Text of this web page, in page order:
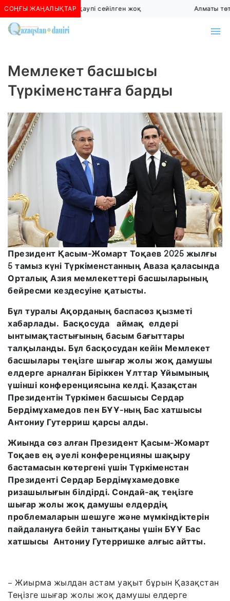
СОҢҒЫ ЖАҢАЛЫҚТАР
Алматыда көшкін қаупі сейілген жоқ Алматы
Мемлекет басшысы
Түркіменстанға барды
Президент Қасым-Жомарт Тоқаев 2025 жылғы
5 тамыз күні Түркіменстанның Аваза қаласында
Орталық Азия мемлекеттері басшыларының
бейресми кездесуіне қатысты.
Бұл туралы Ақорданың баспасөз қызметі
хабарлады. Басқосуда аймақ елдері
ынтымақтастығының басым бағыттары
талқыланды. Бұл басқосудан кейін Мемлекет
басшылары теңізге шығар жолы жоқ дамушы
елдерге арналған Біріккен Ұлттар Ұйымының
үшінші конференциясына келді. Қазақстан
Президентін Түркімен басшысы Сердар
Бердімұхамедов пен БҰҰ-ның Бас хатшысы
Антониу Гутерриш қарсы алды.
Жиында сөз алған Президент Қасым-Жомарт
Тоқаев ең әуелі конференцияны шақыру
бастамасын көтергені үшін Түркіменстан
Президенті Сердар Бердімұхамедовке
ризашылығын білдірді. Сондай-ақ теңізге
шығар жолы жоқ дамушы елдердің
проблемаларын шешуге және мүмкіндіктерін
пайдалануға бейіл танытқаны үшін БҰҰ Бас
хатшысы Антониу Гутерришке алғыс айтты.
– Жиырма жылдан астам уақыт бұрын Қазақстан
Теңізге шығар жолы жоқ дамушы елдерге